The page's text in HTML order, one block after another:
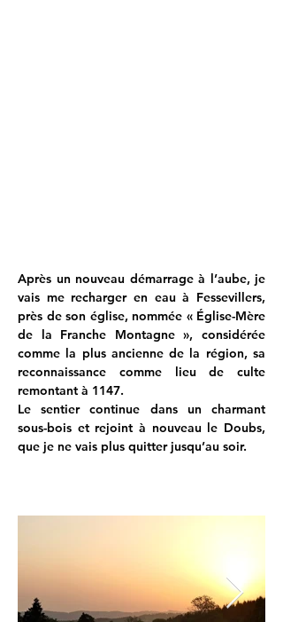
Après un nouveau démarrage à l’aube, je
vais me recharger en eau à Fessevillers,
près de son église, nommée « Église-Mère
de la Franche Montagne », considérée
comme la plus ancienne de la région, sa
reconnaissance comme lieu de culte
remontant à 1147.
Le sentier continue dans un charmant
sous-bois et rejoint à nouveau le Doubs,
que je ne vais plus quitter jusqu’au soir.